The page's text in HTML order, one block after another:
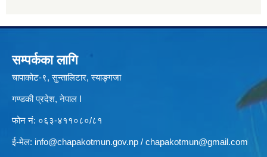
सम्पर्कका लागि
चापाकोट-९, सुन्तालिटार, स्याङ्गजा
गण्डकी प्रदेश, नेपाल I
फोन नं: ०६३-४११०८०/८१
ई-मेल: info@chapakotmun.gov.np / chapakotmun@gmail.com